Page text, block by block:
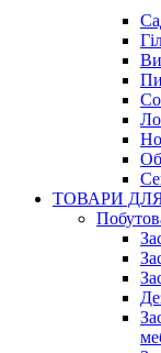
ТОВАРИ